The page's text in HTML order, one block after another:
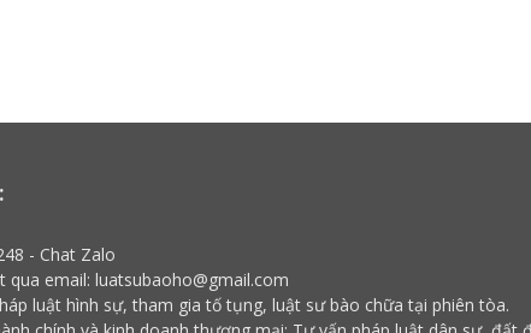
- Chat Zalo
qua email: luatsubaoho@gmail.com
luật hình sự, tham gia tố tụng, luật sư bào chữa tại phiên tòa.